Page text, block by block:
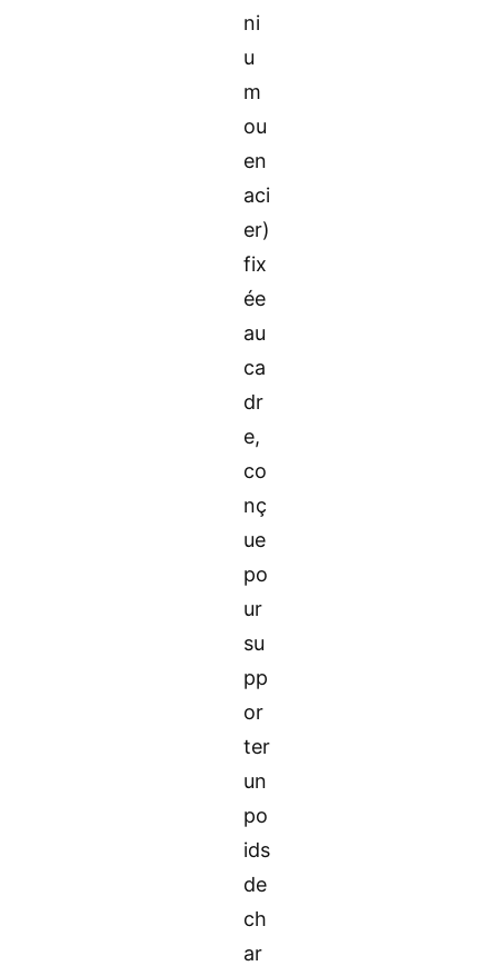
ni
u
m
ou
en
aci
er)
fix
ée
au
ca
dr
e,
co
nç
ue
po
ur
su
pp
or
ter
un
po
ids
de
ch
ar